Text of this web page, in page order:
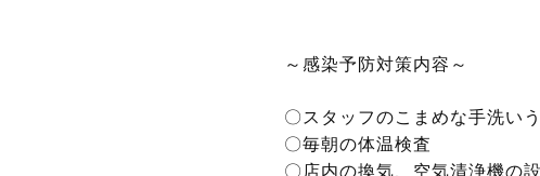
～感染予防対策内容～
〇スタッフのこまめな手洗い
〇毎朝の体温検査
〇店内の換気、空気清浄機の